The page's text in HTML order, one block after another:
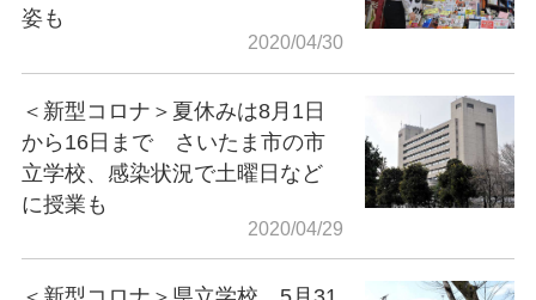
姿も
2020/04/30
＜新型コロナ＞夏休みは8月1日
から16日まで さいたま市の市
立学校、感染状況で土曜日など
に授業も
2020/04/29